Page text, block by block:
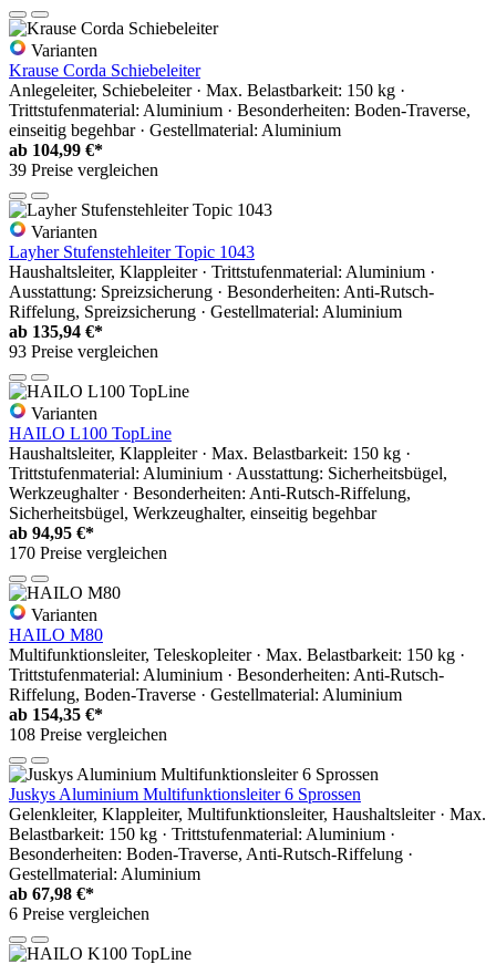
Varianten
Krause Corda Schiebeleiter
Anlegeleiter, Schiebeleiter · Max. Belastbarkeit: 150 kg ·
Trittstufenmaterial: Aluminium · Besonderheiten: Boden-Traverse,
einseitig begehbar · Gestellmaterial: Aluminium
ab 104,99 €*
39 Preise vergleichen
Varianten
Layher Stufenstehleiter Topic 1043
Haushaltsleiter, Klappleiter · Trittstufenmaterial: Aluminium ·
Ausstattung: Spreizsicherung · Besonderheiten: Anti-Rutsch-
Riffelung, Spreizsicherung · Gestellmaterial: Aluminium
ab 135,94 €*
93 Preise vergleichen
Varianten
HAILO L100 TopLine
Haushaltsleiter, Klappleiter · Max. Belastbarkeit: 150 kg ·
Trittstufenmaterial: Aluminium · Ausstattung: Sicherheitsbügel,
Werkzeughalter · Besonderheiten: Anti-Rutsch-Riffelung,
Sicherheitsbügel, Werkzeughalter, einseitig begehbar
ab 94,95 €*
170 Preise vergleichen
Varianten
HAILO M80
Multifunktionsleiter, Teleskopleiter · Max. Belastbarkeit: 150 kg ·
Trittstufenmaterial: Aluminium · Besonderheiten: Anti-Rutsch-
Riffelung, Boden-Traverse · Gestellmaterial: Aluminium
ab 154,35 €*
108 Preise vergleichen
Juskys Aluminium Multifunktionsleiter 6 Sprossen
Gelenkleiter, Klappleiter, Multifunktionsleiter, Haushaltsleiter · Max.
Belastbarkeit: 150 kg · Trittstufenmaterial: Aluminium ·
Besonderheiten: Boden-Traverse, Anti-Rutsch-Riffelung ·
Gestellmaterial: Aluminium
ab 67,98 €*
6 Preise vergleichen